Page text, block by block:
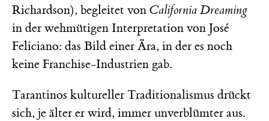
Richardson), begleitet von California Dreaming
in der wehmütigen Interpretation von José
Feliciano: das Bild einer Ära, in der es noch
keine Franchise-Industrien gab.
Tarantinos kultureller Traditionalismus drückt
sich, je älter er wird, immer unverblümter aus.